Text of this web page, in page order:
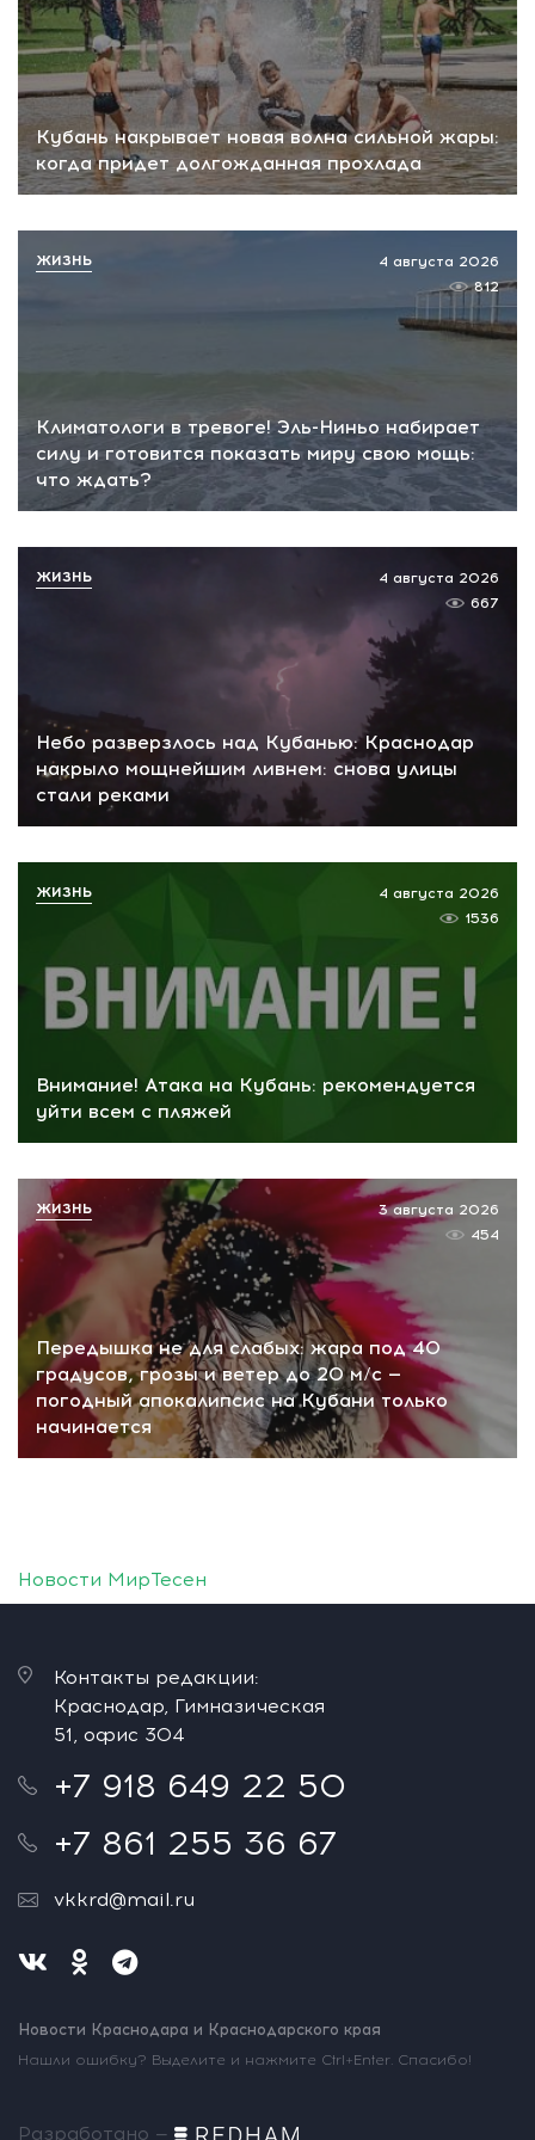
Кубань накрывает новая волна сильной жары:
когда придет долгожданная прохлада
Климатологи в тревоге! Эль-Ниньо набирает
силу и готовится показать миру свою мощь:
что ждать?
4 августа 2026
812
ЖИЗНЬ
Небо разверзлось над Кубанью: Краснодар
накрыло мощнейшим ливнем: снова улицы
стали реками
4 августа 2026
667
ЖИЗНЬ
Внимание! Атака на Кубань: рекомендуется
уйти всем с пляжей
4 августа 2026
1536
ЖИЗНЬ
Передышка не для слабых: жара под 40
градусов, грозы и ветер до 20 м/с —
погодный апокалипсис на Кубани только
начинается
3 августа 2026
454
ЖИЗНЬ
Новости МирТесен
Контакты редакции:
Краснодар, Гимназическая
51, офис 304
+7 918 649 22 50
+7 861 255 36 67
vkkrd@mail.ru
Новости Краснодара и Краснодарского края
Нашли ошибку? Выделите и нажмите Ctrl+Enter. Спасибо!
Разработано —